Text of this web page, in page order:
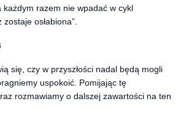
każdym razem nie wpadać w cykl
zostaje osłabiona”.
się, czy w przyszłości nadal będą mogli
uspokoić. Pomijając tę
rozmawiamy o dalszej zawartości na ten